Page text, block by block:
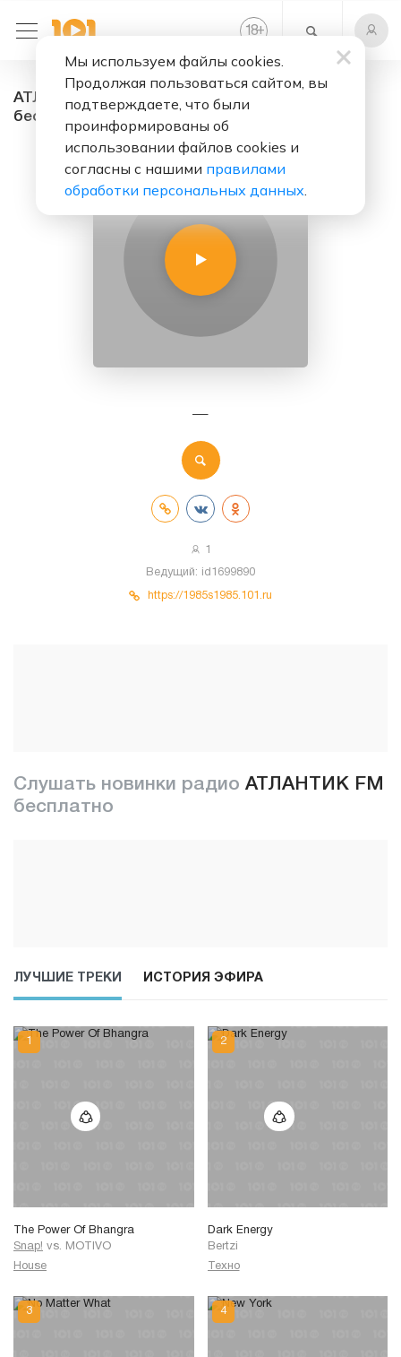
18+
АТЛАНТИК FM - радио онлайн. Слушать
бесплатно
—
1
Ведущий: id1699890
https://1985s1985.101.ru
Слушать новинки радио АТЛАНТИК FM
бесплатно
ЛУЧШИЕ ТРЕКИ ИСТОРИЯ ЭФИРА
The Power Of Bhangra
Snap! vs. MOTIVO
House
Dark Energy
Bertzi
Техно
Мы используем файлы cookies.
Продолжая пользоваться сайтом, вы
подтверждаете, что были
проинформированы об
использовании файлов cookies и
согласны с нашими правилами
обработки персональных данных.